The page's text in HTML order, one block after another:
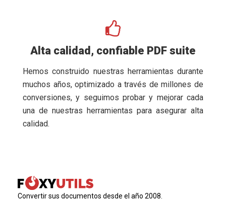
Alta calidad, confiable PDF suite
Hemos construido nuestras herramientas durante
muchos años, optimizado a través de millones de
conversiones, y seguimos probar y mejorar cada
una de nuestras herramientas para asegurar alta
calidad.
Convertir sus documentos desde el año 2008.